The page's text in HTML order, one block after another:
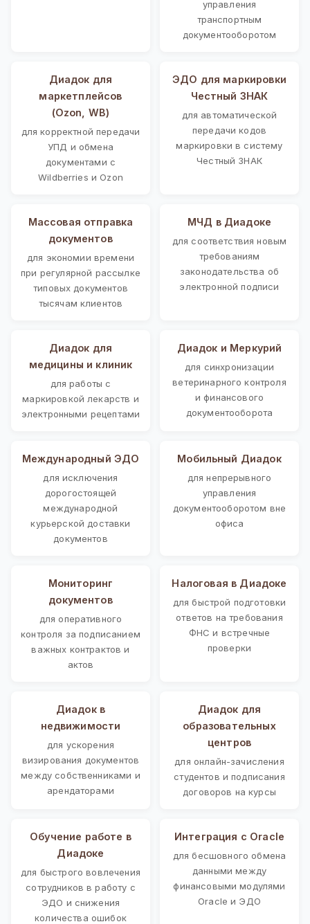
управления
транспортным
документооборотом
Диадок для
маркетплейсов
(Ozon, WB)
для корректной передачи
УПД и обмена
документами с
Wildberries и Ozon
ЭДО для маркировки
Честный ЗНАК
для автоматической
передачи кодов
маркировки в систему
Честный ЗНАК
Массовая отправка
документов
для экономии времени
при регулярной рассылке
типовых документов
тысячам клиентов
МЧД в Диадоке
для соответствия новым
требованиям
законодательства об
электронной подписи
Диадок для
медицины и клиник
для работы с
маркировкой лекарств и
электронными рецептами
Диадок и Меркурий
для синхронизации
ветеринарного контроля
и финансового
документооборота
Международный ЭДО
для исключения
дорогостоящей
международной
курьерской доставки
документов
Мобильный Диадок
для непрерывного
управления
документооборотом вне
офиса
Мониторинг
документов
для оперативного
контроля за подписанием
важных контрактов и
актов
Налоговая в Диадоке
для быстрой подготовки
ответов на требования
ФНС и встречные
проверки
Диадок в
недвижимости
для ускорения
визирования документов
между собственниками и
арендаторами
Диадок для
образовательных
центров
для онлайн-зачисления
студентов и подписания
договоров на курсы
Обучение работе в
Диадоке
для быстрого вовлечения
сотрудников в работу с
ЭДО и снижения
количества ошибок
Интеграция с Oracle
для бесшовного обмена
данными между
финансовыми модулями
Oracle и ЭДО